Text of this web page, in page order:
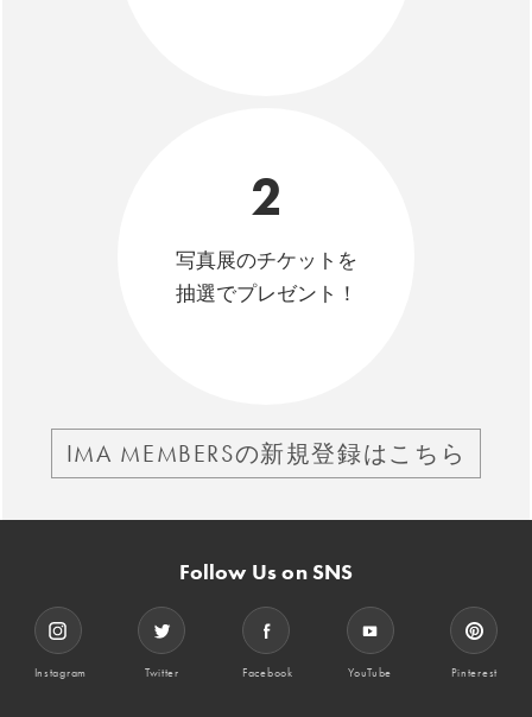
2
写真展のチケットを
抽選でプレゼント！
IMA MEMBERSの新規登録はこちら
Follow Us on SNS
Instagram Twitter Facebook YouTube Pinterest